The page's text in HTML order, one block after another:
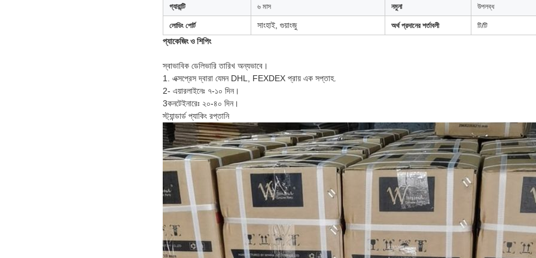
গ্যারান্টি ৬ মাস নমুনা উপলব্ধ
লোডিং পোর্ট সাংহাই, গুয়াংজু অর্থ প্রদানের শর্তাবলী টি/টি
প্যাকেজিং ও শিপিং
স্বাভাবিক ডেলিভারি তারিখ অন্যভাবে।
1. এক্সপ্রেস দ্বারা যেমন DHL, FEXDEX প্রায় এক সপ্তাহ.
2- এয়ারলাইনেঃ ৭-১০ দিন।
3কনটেইনারেঃ ২০-৪০ দিন।
স্ট্যান্ডার্ড প্যাকিং রপ্তানি